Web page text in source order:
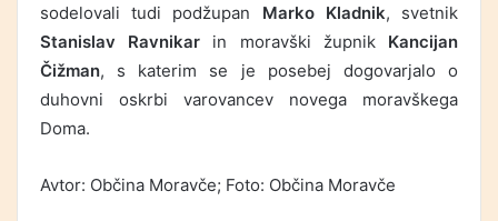
sodelovali tudi podžupan Marko Kladnik, svetnik
Stanislav Ravnikar in moravški župnikKancijan
Čižman, s katerim se je posebej dogovarjalo o
duhovni oskrbi varovancev novega moravškega
Doma.
Avtor: Občina Moravče; Foto: Občina Moravče